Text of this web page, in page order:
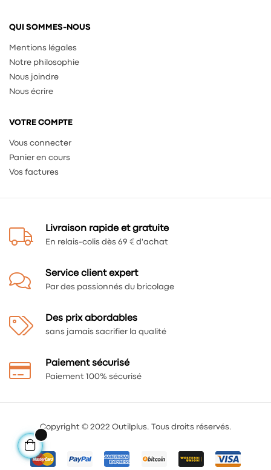
QUI SOMMES-NOUS
Mentions légales
Notre philosophie
Nous joindre
Nous écrire
VOTRE COMPTE
Vous connecter
Panier en cours
Vos factures
Livraison rapide et gratuite
En relais-colis dès 69 € d'achat
Service client expert
Par des passionnés du bricolage
Des prix abordables
sans jamais sacrifier la qualité
Paiement sécurisé
Paiement 100% sécurisé
Copyright © 2022 Outilplus. Tous droits réservés.